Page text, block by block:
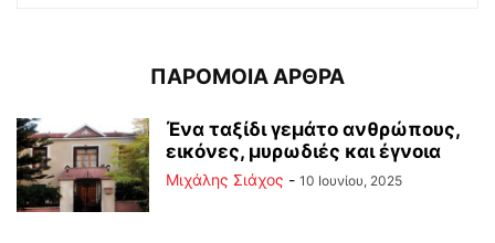
ΠΑΡΟΜΟΙΑ ΑΡΘΡΑ
Ένα ταξίδι γεμάτο ανθρώπους,
εικόνες, μυρωδιές και έγνοια
Μιχάλης Σιάχος - 10 Ιουνίου, 2025